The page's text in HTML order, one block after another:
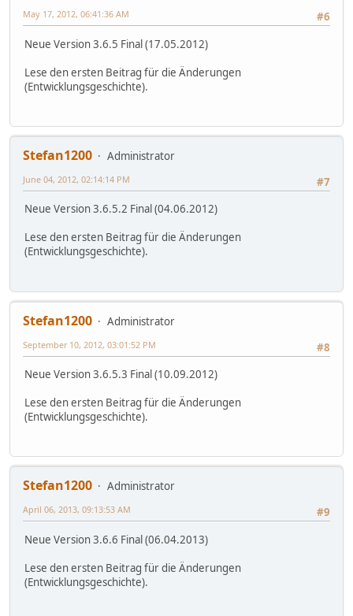
#6
May 17, 2012, 06:41:36 AM
Neue Version 3.6.5 Final (17.05.2012)
Lese den ersten Beitrag für die Änderungen
(Entwicklungsgeschichte).
Stefan1200
Administrator
#7
June 04, 2012, 02:14:14 PM
Neue Version 3.6.5.2 Final (04.06.2012)
Lese den ersten Beitrag für die Änderungen
(Entwicklungsgeschichte).
Stefan1200
Administrator
#8
September 10, 2012, 03:01:52 PM
Neue Version 3.6.5.3 Final (10.09.2012)
Lese den ersten Beitrag für die Änderungen
(Entwicklungsgeschichte).
Stefan1200
Administrator
#9
April 06, 2013, 09:13:53 AM
Neue Version 3.6.6 Final (06.04.2013)
Lese den ersten Beitrag für die Änderungen
(Entwicklungsgeschichte).